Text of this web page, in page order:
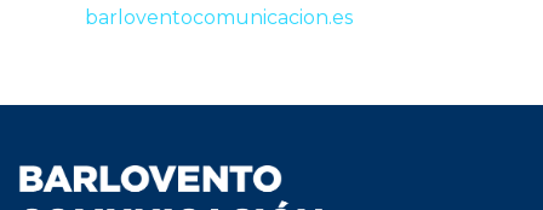
barloventocomunicacion.es